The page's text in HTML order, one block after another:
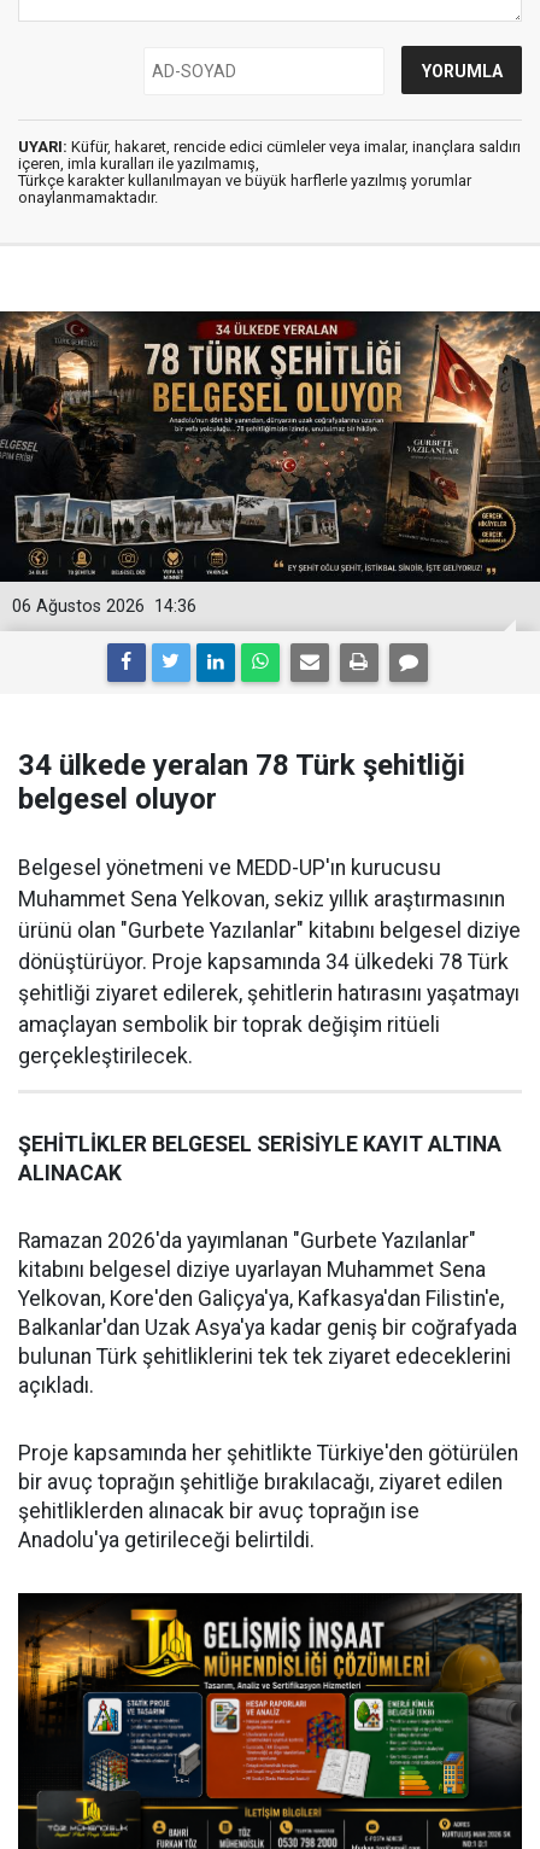
UYARI: Küfür, hakaret, rencide edici cümleler veya imalar, inançlara saldırı
içeren, imla kuralları ile yazılmamış,
Türkçe karakter kullanılmayan ve büyük harflerle yazılmış yorumlar
onaylanmamaktadır.
14:36
06 Ağustos 2026
34 ülkede yeralan 78 Türk şehitliği
belgesel oluyor
Belgesel yönetmeni ve MEDD-UP'ın kurucusu
Muhammet Sena Yelkovan, sekiz yıllık araştırmasının
ürünü olan "Gurbete Yazılanlar" kitabını belgesel diziye
dönüştürüyor. Proje kapsamında 34 ülkedeki 78 Türk
şehitliği ziyaret edilerek, şehitlerin hatırasını yaşatmayı
amaçlayan sembolik bir toprak değişim ritüeli
gerçekleştirilecek.
ŞEHİTLİKLER BELGESEL SERİSİYLE KAYIT ALTINA
ALINACAK
Ramazan 2026'da yayımlanan "Gurbete Yazılanlar"
kitabını belgesel diziye uyarlayan Muhammet Sena
Yelkovan, Kore'den Galiçya'ya, Kafkasya'dan Filistin'e,
Balkanlar'dan Uzak Asya'ya kadar geniş bir coğrafyada
bulunan Türk şehitliklerini tek tek ziyaret edeceklerini
açıkladı.
Proje kapsamında her şehitlikte Türkiye'den götürülen
bir avuç toprağın şehitliğe bırakılacağı, ziyaret edilen
şehitliklerden alınacak bir avuç toprağın ise
Anadolu'ya getirileceği belirtildi.